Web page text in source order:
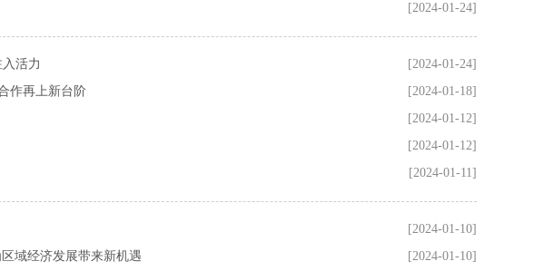
[2024-01-24]
[2024-01-24]
活力
[2024-01-18]
作再上新台阶
[2024-01-12]
[2024-01-12]
[2024-01-11]
[2024-01-10]
[2024-01-10]
域经济发展带来新机遇